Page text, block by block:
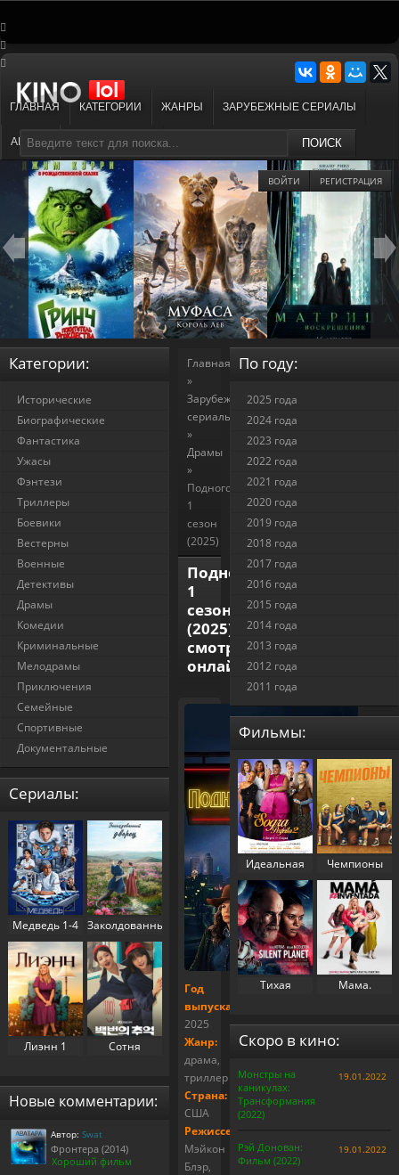
ПОИСК
ВОЙТИ РЕГИСТРАЦИЯ
ГЛАВНАЯ КАТЕГОРИИ ЖАНРЫ ЗАРУБЕЖНЫЕ СЕРИАЛЫ
АНИМЕ МУЛЬТФИЛЬМЫ
Главная
»
Зарубежные
сериалы
»
Драмы
»
Подноготная
1
сезон
(2025)
Подноготная
1
сезон
(2025)
смотреть
онлайн
Год
выпуска:
2025
Жанр:
драма,
триллер
Страна:
США
Режиссер:
Мэйкон
Блэр,
Категории:
Исторические
Биографические
Фантастика
Ужасы
Фэнтези
Триллеры
Боевики
Вестерны
Военные
Детективы
Драмы
Комедии
Криминальные
Мелодрамы
Приключения
Семейные
Спортивные
Документальные
Cериалы:
Медведь 1-4
сезон (2022-
2025)
Заколдованный
дворец 1
сезон (2025)
Лиэнн 1
Сотня
номера 100 1
Новые комментарии:
Автор: Swat
Фронтера (2014)
Хороший фильм
По году:
2025 года
2024 года
2023 года
2022 года
2021 года
2020 года
2019 года
2018 года
2017 года
2016 года
2015 года
2014 года
2013 года
2012 года
2011 года
Фильмы:
Идеальная
свекровь 2
(2025)
Чемпионы
(2023)
Тихая
Мама.
Скоро в кино:
Монстры на
каникулах:
Трансформания
(2022)
19.01.2022
Рэй Донован:
Фильм (2022)
19.01.2022